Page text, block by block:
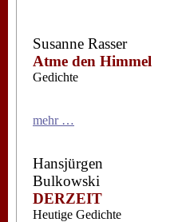
Susanne Rasser
Atme den Himmel
Gedichte
mehr …
Hansjürgen
Bulkowski
DERZEIT
Heutige Gedichte